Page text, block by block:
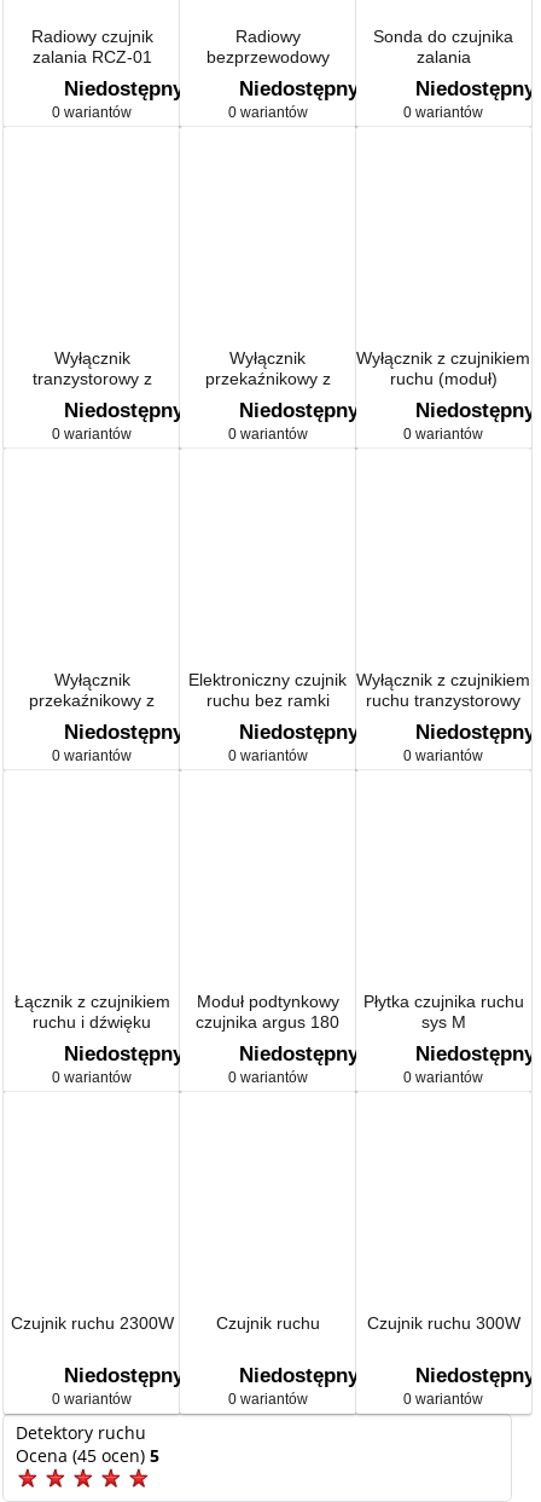
Radiowy czujnik
zalania RCZ-01
Niedostępny
0 wariantów
Radiowy
bezprzewodowy
czujnik ruchu RCR-01
Niedostępny
0 wariantów
Sonda do czujnika
zalania
Niedostępny
0 wariantów
Wyłącznik
tranzystorowy z
czujnikiem ruchu
Niedostępny
0 wariantów
Wyłącznik
przekaźnikowy z
czujnikiem ruchu
Niedostępny
0 wariantów
Wyłącznik z czujnikiem
ruchu (moduł)
Niedostępny
0 wariantów
Wyłącznik
przekaźnikowy z
czujnikiem ruchu
(moduł)
Niedostępny
0 wariantów
Elektroniczny czujnik
ruchu bez ramki
Niedostępny
0 wariantów
Wyłącznik z czujnikiem
ruchu tranzystorowy
do obiektów
użyteczności
publicznej (moduł)
Niedostępny
0 wariantów
Łącznik z czujnikiem
ruchu i dźwięku
(moduł)
Niedostępny
0 wariantów
Moduł podtynkowy
czujnika argus 180
Niedostępny
0 wariantów
Płytka czujnika ruchu
sys M
Niedostępny
0 wariantów
Czujnik ruchu 2300W
Niedostępny
0 wariantów
Czujnik ruchu
Niedostępny
0 wariantów
Czujnik ruchu 300W
Niedostępny
0 wariantów
Detektory ruchu
Ocena (45 ocen)5